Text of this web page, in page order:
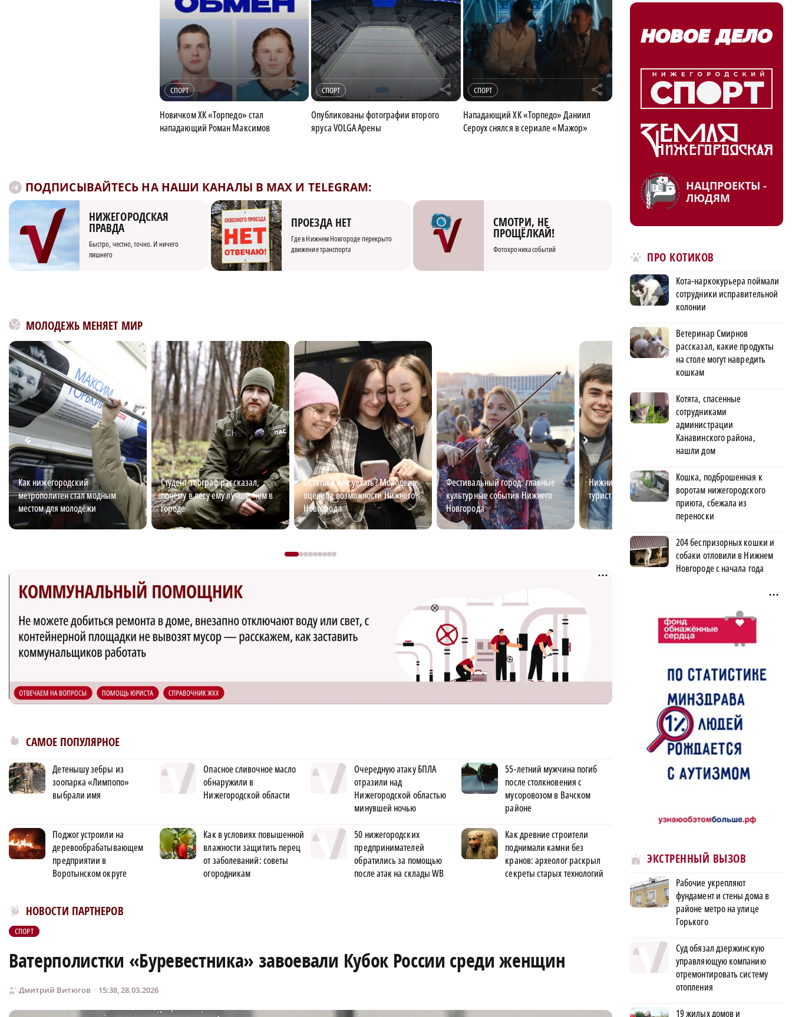
СПОРТ r
Новичком ХК «Торпедо» стал
нападающий Роман Максимов
СПОРТ r
Опубликованы фотографии второго
яруса VOLGA Арены
СПОРТ r
Нападающий ХК «Торпедо» Даниил
Сероух снялся в сериале «Мажор»
ПОДПИСЫВАЙТЕСЬ НА НАШИ КАНАЛЫ В MAX И TELEGRAM:
НИЖЕГОРОДСКАЯ
ПРАВДА
Быстро, честно, точно. И ничего
лишнего
ПРОЕЗДА НЕТ
Где в Нижнем Новгороде перекрыто
движение транспорта
СМОТРИ, НЕ
ПРОЩЁЛКАЙ!
Фотохроника событий
МОЛОДЕЖЬ МЕНЯЕТ МИР
Как нижегородский
метрополитен стал модным
местом для молодёжи
Студент-географ рассказал,
почему в лесу ему лучше, чем в
городе
Остаться или уехать? Молодежь
оценила возможности Нижнего
Новгорода
Фестивальный город: главные
культурные события Нижнего
Новгорода
Нижний для своих: проверь, не
турист ли ты?
Где жить
арендный
Новгорода
САМОЕ ПОПУЛЯРНОЕ
Детенышу зебры из
зоопарка «Лимпопо»
выбрали имя
Опасное сливочное масло
обнаружили в
Нижегородской области
Очередную атаку БПЛА
отразили над
Нижегородской областью
минувшей ночью
55-летний мужчина погиб
после столкновения с
мусоровозом в Вачском
районе
Поджог устроили на
деревообрабатывающем
предприятии в
Воротынском округе
Как в условиях повышенной
влажности защитить перец
от заболеваний: советы
огородникам
50 нижегородских
предпринимателей
обратились за помощью
после атак на склады WB
Как древние строители
поднимали камни без
кранов: археолог раскрыл
секреты старых технологий
НОВОСТИ ПАРТНЕРОВ
Новости МирТесен
СПОРТ
Ватерполистки «Буревестника» завоевали Кубок России среди женщин
Дмитрий Витюгов 15:38, 28.03.2026
НАЦПРОЕКТЫ -
ЛЮДЯМ
ПРО КОТИКОВ
Кота-наркокурьера поймали
сотрудники исправительной
колонии
Ветеринар Смирнов
рассказал, какие продукты
на столе могут навредить
кошкам
Котята, спасенные
сотрудниками
администрации
Канавинского района,
нашли дом
Кошка, подброшенная к
воротам нижегородского
приюта, сбежала из
переноски
204 беспризорных кошки и
собаки отловили в Нижнем
Новгороде с начала года
ЭКСТРЕННЫЙ ВЫЗОВ
Рабочие укрепляют
фундамент и стены дома в
районе метро на улице
Горького
Суд обязал дзержинскую
управляющую компанию
отремонтировать систему
отопления
19 жилых домов и